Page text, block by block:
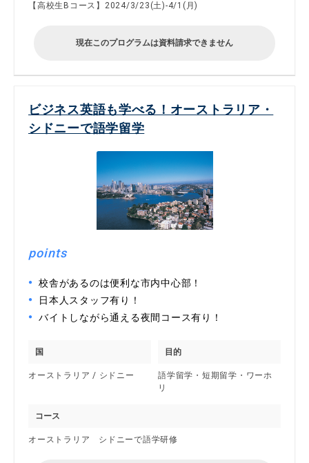
【高校生Bコース】2024/3/23(土)-4/1(月)
現在このプログラムは資料請求できません
ビジネス英語も学べる！オーストラリア・
シドニーで語学留学
points
校舎があるのは便利な市内中心部！
日本人スタッフ有り！
バイトしながら通える夜間コース有り！
国
オーストラリア / シドニー
目的
語学留学・短期留学・ワーホ
リ
コース
オーストラリア シドニーで語学研修